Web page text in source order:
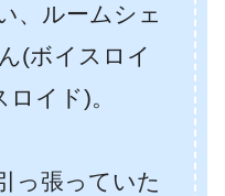
、ルームシェ
(ボイスロイ
イド)。
っ張っていた